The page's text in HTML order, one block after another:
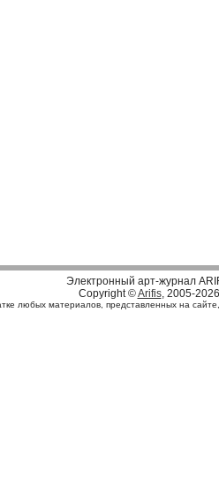
Электронный арт-журнал
Copyright ©Arifis, 2005-2026
любых материалов, представленных на